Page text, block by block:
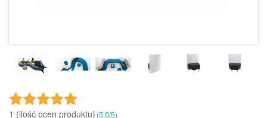
1 (ilość ocen produktu)‎(5.0/5)